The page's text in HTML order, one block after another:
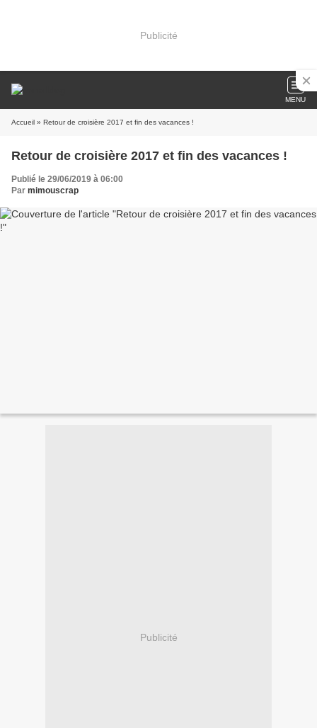
Publicité
MENU
Accueil » Retour de croisière 2017 et fin des vacances !
Retour de croisière 2017 et fin des vacances !
Publié le 29/06/2019 à 06:00
Par mimouscrap
Publicité